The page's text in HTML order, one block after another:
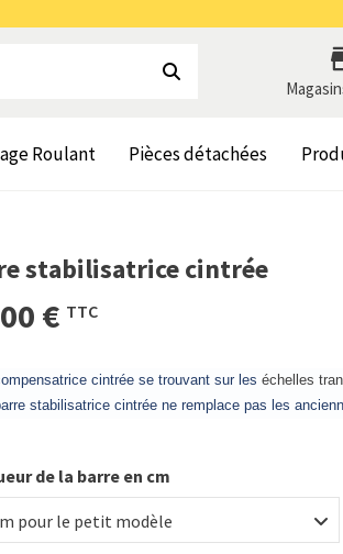
Roulant Pièces détachées
stabilisatrice cintrée
€ TTC
cintrée se trouvant sur les échelles
stabilisatrice cintrée ne remplace pas les
de la barre en cm